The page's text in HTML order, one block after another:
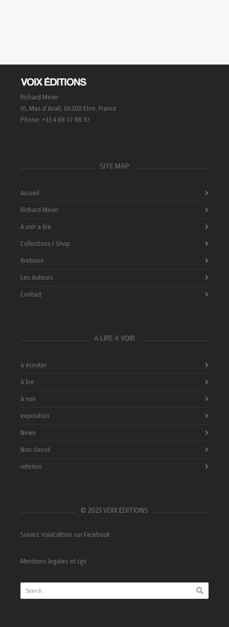
Richard Meier
10, Mas d’Avall, 66200 Elne, France
Phone: +33 4 68 37 88 37
SITE MAP
Accueil
Richard Meier
A voir a lire
Collections / Shop
fireboox
Les Auteurs
Contact
A LIRE A VOIR
à écouter
à lire
à voir
exposition
News
Non classé
retenus
© 2023 VOIX EDITIONS
Suivez VoixEdition sur Facebook
Mentions legales et cgv